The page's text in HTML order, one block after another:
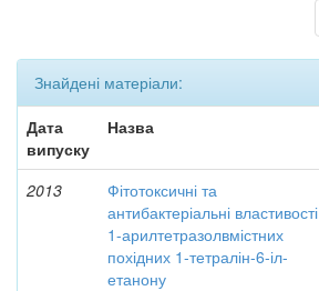
Знайдені матеріали:
Дата
випуску
Назва
2013
Фітотоксичні та
антибактеріальні властивості
1-арилтетразолвмістних
похідних 1-тетралін-6-іл-
етанону